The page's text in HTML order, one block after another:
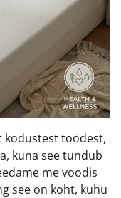
kodustest töödest,
kuna see tundub
me voodis
see on koht, kuhu